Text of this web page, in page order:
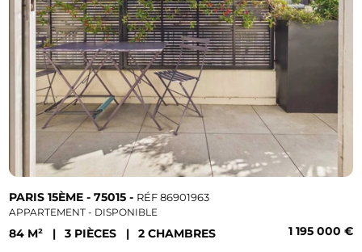
PARIS 15ÈME - 75015 - RÉF 86901963
APPARTEMENT - DISPONIBLE
84 M² | 3 PIÈCES | 2 CHAMBRES 1 195 000 €